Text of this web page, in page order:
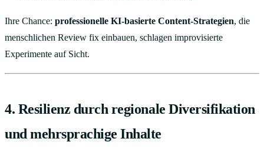
Ihre Chance: professionelle KI-basierte Content-Strategien, die
menschlichen Review fix einbauen, schlagen improvisierte
Experimente auf Sicht.
4. Resilienz durch regionale Diversifikation
und mehrsprachige Inhalte